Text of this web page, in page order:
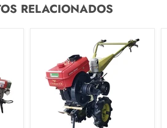
RELACIONADOS